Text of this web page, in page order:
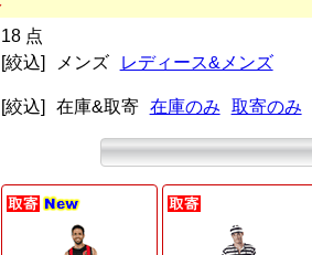
18 点
[絞込]
メンズ レディース&メンズ
[絞込] 在庫&取寄 在庫のみ 取寄のみ